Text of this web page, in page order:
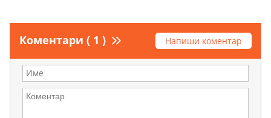
Коментари ( 1 ) Напиши коментар